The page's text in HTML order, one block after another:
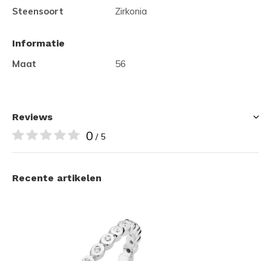
Steensoort
Zirkonia
Informatie
Maat
56
Reviews
0 / 5
Recente artikelen